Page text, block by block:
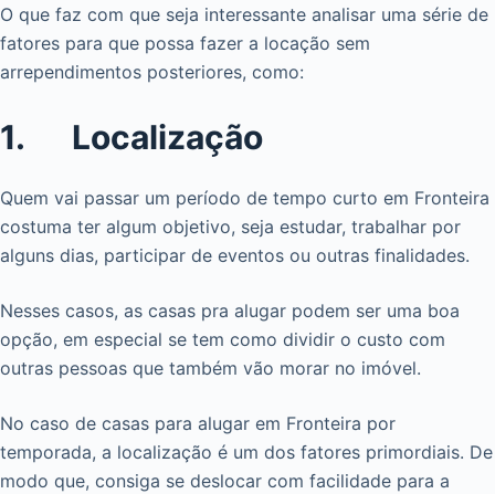
O que faz com que seja interessante analisar uma série de
fatores para que possa fazer a locação sem
arrependimentos posteriores, como:
1. Localização
Quem vai passar um período de tempo curto em Fronteira
costuma ter algum objetivo, seja estudar, trabalhar por
alguns dias, participar de eventos ou outras finalidades.
Nesses casos, as casas pra alugar podem ser uma boa
opção, em especial se tem como dividir o custo com
outras pessoas que também vão morar no imóvel.
No caso de casas para alugar em Fronteira por
temporada, a localização é um dos fatores primordiais. De
modo que, consiga se deslocar com facilidade para a